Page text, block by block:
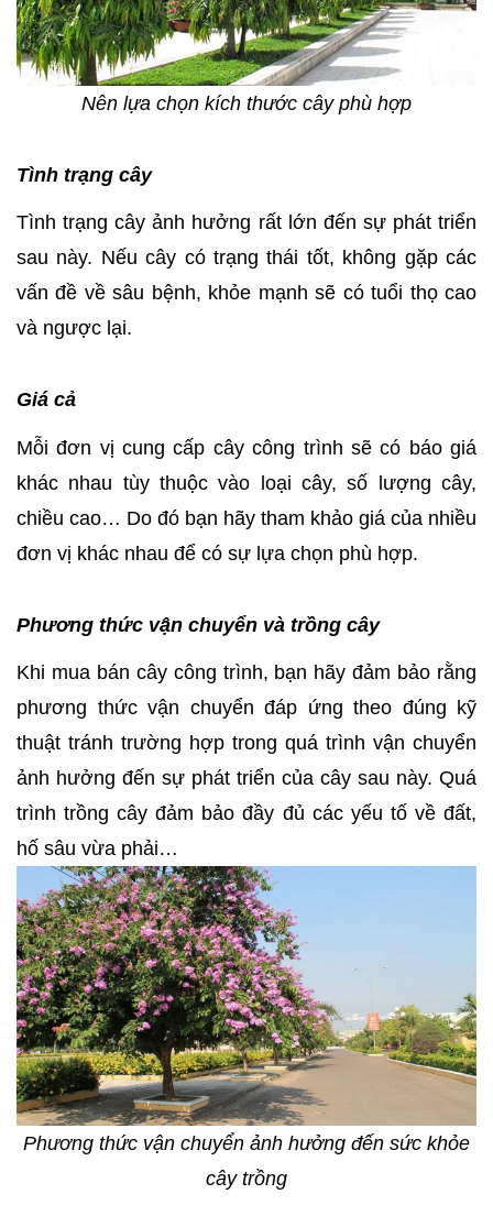
Nên lựa chọn kích thước cây phù hợp
Tình trạng cây
Tình trạng cây ảnh hưởng rất lớn đến sự phát triển
sau này. Nếu cây có trạng thái tốt, không gặp các
vấn đề về sâu bệnh, khỏe mạnh sẽ có tuổi thọ cao
và ngược lại.
Giá cả
Mỗi đơn vị cung cấp cây công trình sẽ có báo giá
khác nhau tùy thuộc vào loại cây, số lượng cây,
chiều cao… Do đó bạn hãy tham khảo giá của nhiều
đơn vị khác nhau để có sự lựa chọn phù hợp.
Phương thức vận chuyển và trồng cây
Khi mua bán cây công trình, bạn hãy đảm bảo rằng
phương thức vận chuyển đáp ứng theo đúng kỹ
thuật tránh trường hợp trong quá trình vận chuyển
ảnh hưởng đến sự phát triển của cây sau này. Quá
trình trồng cây đảm bảo đầy đủ các yếu tố về đất,
hố sâu vừa phải…
Phương thức vận chuyển ảnh hưởng đến sức khỏe
cây trồng